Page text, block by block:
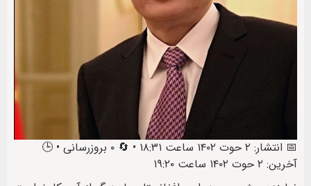
📅 انتشار: ۲ حوت ۱۴۰۲ ساعت ۱۸:۳۱ • 🔄 ۰ بروزرسانی • 🕒
آخرین: ۲ حوت ۱۴۰۲ ساعت ۱۹:۲۰